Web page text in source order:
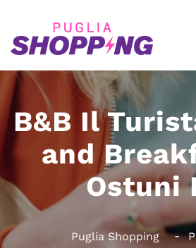
B&B Il
and
Ostuni
Puglia Shopping